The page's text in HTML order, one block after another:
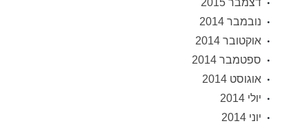
דצמבר 2015
נובמבר 2014
אוקטובר 2014
ספטמבר 2014
אוגוסט 2014
יולי 2014
יוני 2014